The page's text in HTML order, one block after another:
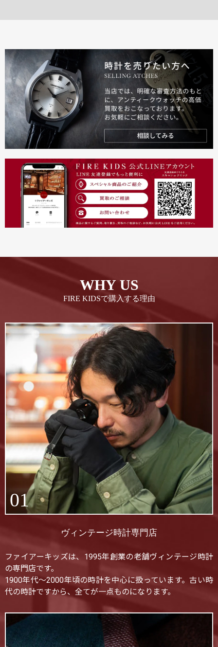
WHY US
FIRE KIDSで購入する理由
01
ヴィンテージ時計専門店
ファイアーキッズは、1995年創業の老舗ヴィンテージ時計
の専門店です。
1900年代〜2000年頃の時計を中心に扱っています。古い時
代の時計ですから、全てが一点ものになります。